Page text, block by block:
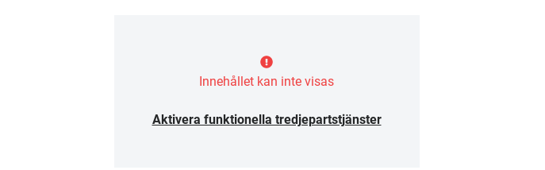
Innehållet kan inte visas
Aktivera funktionella tredjepartstjänster